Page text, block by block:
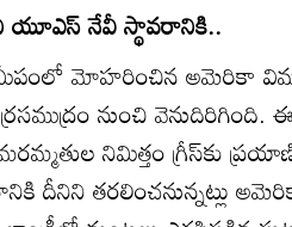
యూఎస్‌ నేవీ స్థావరానికి..
మోహరించిన అమెరికా
నుంచి
నిమిత్తం గ్రీస్‌కు
దీనిని తరలించనున్నట్లు